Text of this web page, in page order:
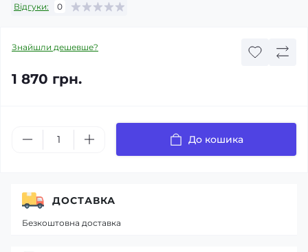
Відгуки: 0
Знайшли дешевше?
1 870 грн.
До кошика
ДОСТАВКА
Безкоштовна доставка